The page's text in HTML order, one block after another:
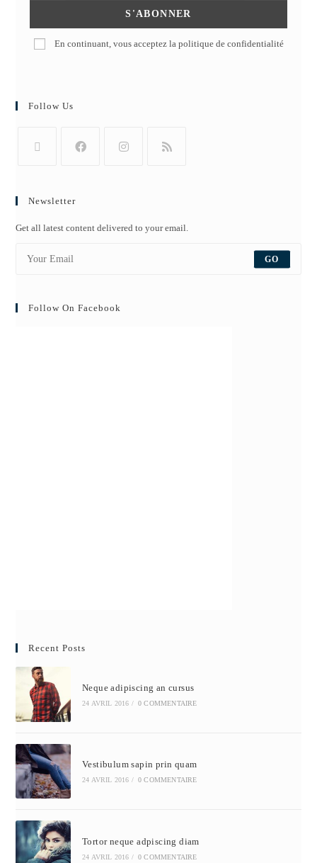
En continuant, vous acceptez la politique de confidentialité
Follow Us
Newsletter
Get all latest content delivered to your email.
GO
Follow On Facebook
Recent Posts
Neque adipiscing an cursus
24 AVRIL 2016 / 0 COMMENTAIRE
Vestibulum sapin prin quam
24 AVRIL 2016 / 0 COMMENTAIRE
Tortor neque adpiscing diam
24 AVRIL 2016 / 0 COMMENTAIRE